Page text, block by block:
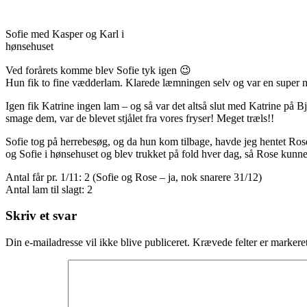
Sofie med Kasper og Karl i
hønsehuset
Ved forårets komme blev Sofie tyk igen 😉
Hun fik to fine vædderlam. Klarede læmningen selv og var en super
Igen fik Katrine ingen lam – og så var det altså slut med Katrine på
smage dem, var de blevet stjålet fra vores fryser! Meget træls!!
Sofie tog på herrebesøg, og da hun kom tilbage, havde jeg hentet
og Sofie i hønsehuset og blev trukket på fold hver dag, så Rose
Antal får pr. 1/11: 2 (Sofie og Rose – ja, nok snarere 31/12)
Antal lam til slagt: 2
Skriv et svar
Din e-mailadresse vil ikke blive publiceret. Krævede felter er